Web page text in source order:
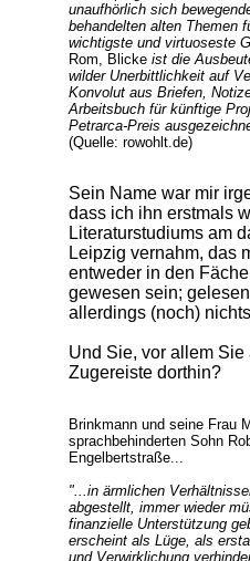
unaufhörlich sich
behandelten alten Themen
wichtigste und virtuoseste
Rom, Blicke ist die
wilder Unerbittlichkeit auf
Konvolut aus Briefen,
Arbeitsbuch für künftige
Petrarca-Preis
(Quelle: rowohlt.de)
Sein Name war mir
dass ich ihn erstmals
Literaturstudiums am
Leipzig vernahm, das
entweder in den
gewesen sein;
allerdings (noch)
Und Sie, vor allem
Zugereiste dorthin?
Brinkmann und seine Frau
sprachbehinderten Sohn
Engelbertstraße...
"...in ärmlichen
abgestellt, immer wieder
finanzielle Unterstützung
erscheint als Lüge, als
und Verwirklichung